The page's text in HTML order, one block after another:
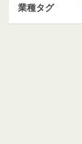
業種タグ